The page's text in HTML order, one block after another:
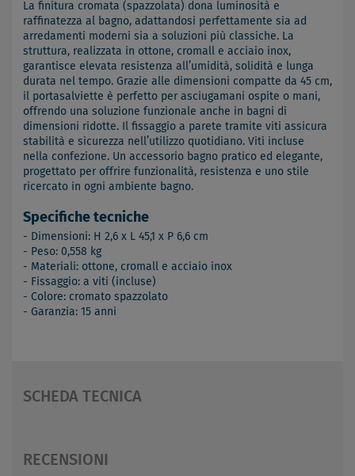
La finitura cromata (spazzolata) dona luminosità e
raffinatezza al bagno, adattandosi perfettamente sia ad
arredamenti moderni sia a soluzioni più classiche. La
struttura, realizzata in ottone, cromall e acciaio inox,
garantisce elevata resistenza all’umidità, solidità e lunga
durata nel tempo. Grazie alle dimensioni compatte da 45 cm,
il portasalviette è perfetto per asciugamani ospite o mani,
offrendo una soluzione funzionale anche in bagni di
dimensioni ridotte. Il fissaggio a parete tramite viti assicura
stabilità e sicurezza nell’utilizzo quotidiano. Viti incluse
nella confezione. Un accessorio bagno pratico ed elegante,
progettato per offrire funzionalità, resistenza e uno stile
ricercato in ogni ambiente bagno.
Specifiche tecniche
- Dimensioni: H 2,6 x L 45,1 x P 6,6 cm
- Peso: 0,558 kg
- Materiali: ottone, cromall e acciaio inox
- Fissaggio: a viti (incluse)
- Colore: cromato spazzolato
- Garanzia: 15 anni
SCHEDA TECNICA
RECENSIONI